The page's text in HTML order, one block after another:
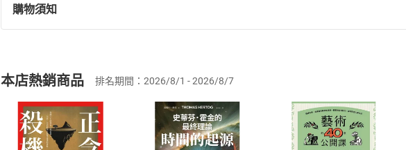
退換貨規定：
(一)依消費者保護法第19條第1項後段暨通訊交易解除權合理例外情事適用
(二)消費者訂購本店鋪之商品即代表知悉本店鋪所銷售之商品為電子書，
且已下載/存取電子書，不得請求退貨退款。
退貨方式：您欲取消訂單或辦理退貨時，請登入樂天市場，並於「我的訂單
貨」，本店鋪將依您的申請進行審核，待審核通過後將為您辦理退款事宜。
購物須知
挑選商品
Choose
放入購物車
Shopping cart
登入帳號
Login
本店熱銷商品 排名期間：2026/8/1 - 2026/8/7